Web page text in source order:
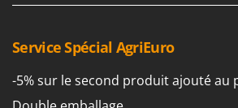
Service Spécial AgriEuro
-5% sur le second produit ajouté au